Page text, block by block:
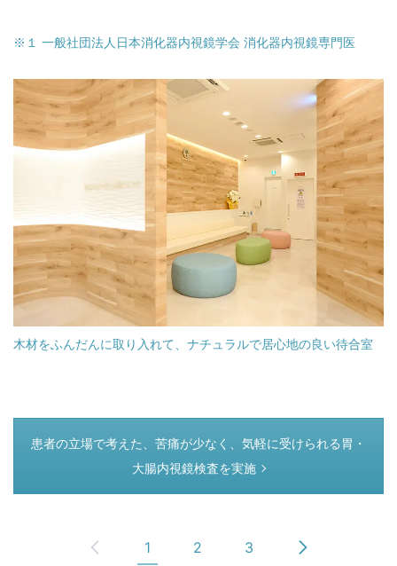
※１ 一般社団法人日本消化器内視鏡学会 消化器内視鏡専門医
木材をふんだんに取り入れて、ナチュラルで居心地の良い待合室
つぎのページ
患者の立場で考えた、苦痛が少なく、気軽に受けられる胃・
大腸内視鏡検査を実施
1 2 3